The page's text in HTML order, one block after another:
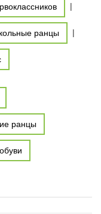
|
ранцы |
ранцы